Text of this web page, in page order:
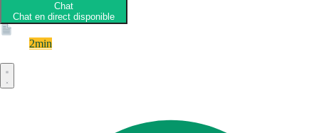
Chat
Chat en direct disponible
2min